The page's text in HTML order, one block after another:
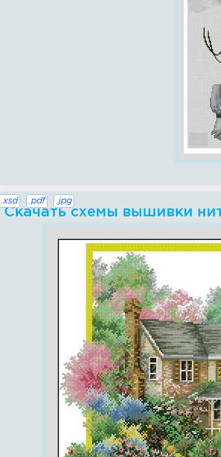
Скачать схемы вышивки
.xsd .pdf .jpg